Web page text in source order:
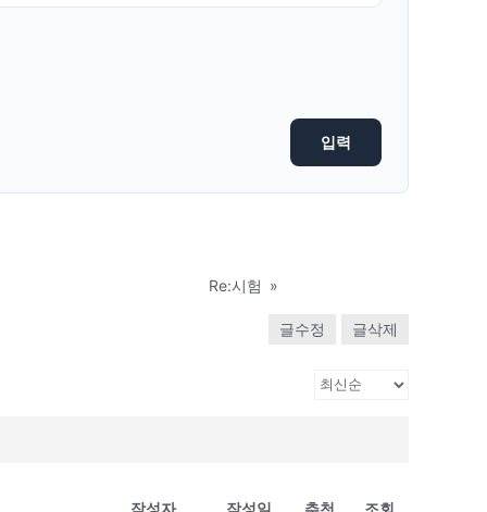
Re:시험 »
글수정 글삭제
작성자 작성일 추천 조회